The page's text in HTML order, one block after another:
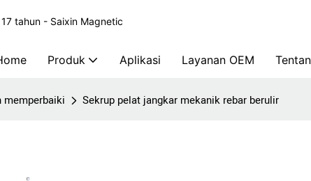
tahun - Saixin Magnetic
Produk Aplikasi Layanan OEM
memperbaiki Sekrup pelat jangkar mekanik rebar berulir